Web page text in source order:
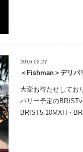
2016.02.27
＜Fishman＞デリバ
大変お待たせしてお
バリー予定の
BRIST5.10MXH・